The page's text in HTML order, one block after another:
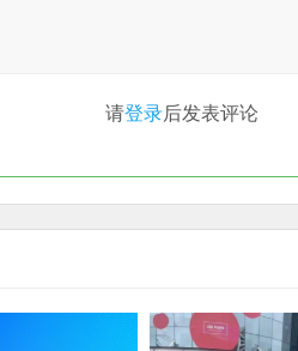
请登录后发表评论